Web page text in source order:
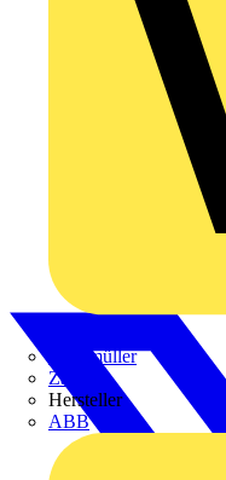
Weidmüller
Zaptec
Hersteller
ABB